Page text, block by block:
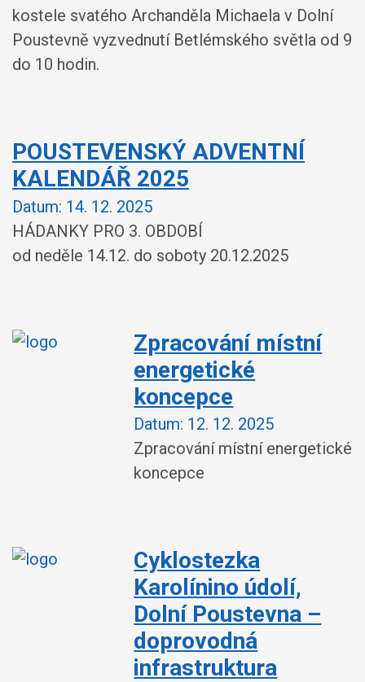
kostele svatého Archanděla Michaela v Dolní
Poustevně vyzvednutí Betlémského světla od 9
do 10 hodin.
POUSTEVENSKÝ ADVENTNÍ
KALENDÁŘ 2025
Datum: 14. 12. 2025
HÁDANKY PRO 3. OBDOBÍ
od neděle 14.12. do soboty 20.12.2025
Zpracování místní
energetické
koncepce
Datum: 12. 12. 2025
Zpracování místní energetické
koncepce
Cyklostezka
Karolínino údolí,
Dolní Poustevna –
doprovodná
infrastruktura